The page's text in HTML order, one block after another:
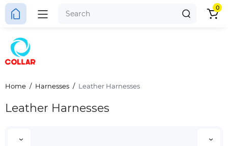
0
Home Harnesses Leather Harnesses
Leather Harnesses